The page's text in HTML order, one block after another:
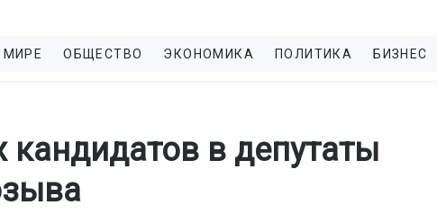
МИРЕ ОБЩЕСТВО ЭКОНОМИКА ПОЛИТИКА БИЗНЕС
в депутаты